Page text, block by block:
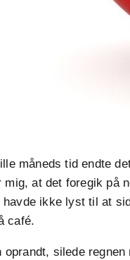
måneds tid endte
mig, at det foregik på
havde ikke lyst til at
café.
oprandt, silede